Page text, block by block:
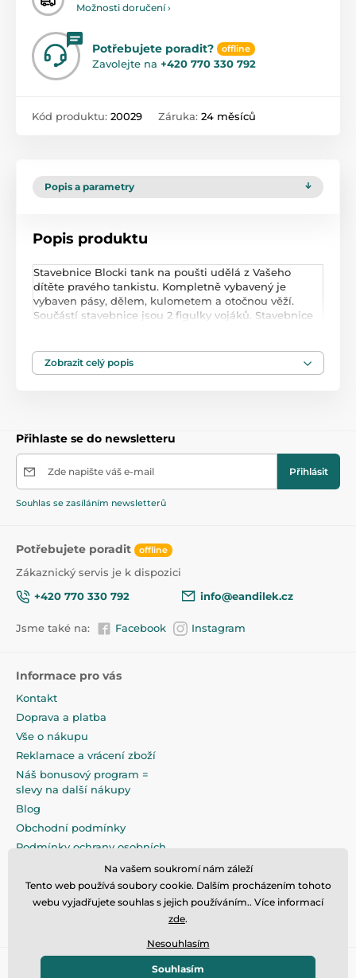
Možnosti doručení ›
Potřebujete poradit? offline
Zavolejte na +420 770 330 792
Kód produktu: 20029 Záruka: 24 měsíců
Popis a parametry
Popis produktu
Stavebnice Blocki tank na poušti udělá z Vašeho
dítěte pravého tankistu. Kompletně vybavený je
vybaven pásy, dělem, kulometem a otočnou věží.
Součástí stavebnice jsou 2 figulky vojáků. Stavebnice
logické myšlení. Stavebnice je kompatibilní se
stavebnicemi ostatních světových značek. Všechny
Zobrazit celý popis
Přihlaste se do newsletteru
Zde napište váš e-mail Přihlásit
Souhlas se zasíláním newsletterů
Potřebujete poradit offline
Zákaznický servis je k dispozici
+420 770 330 792
info@eandilek.cz
Jsme také na: Facebook Instagram
Informace pro vás
Kontakt
Doprava a platba
Vše o nákupu
Reklamace a vrácení zboží
Náš bonusový program =
slevy na další nákupy
Blog
Obchodní podmínky
Podmínky ochrany osobních
Na pečlivé zabalení klademe
maximální důraz
© 2026 www.eandilek.cz ⦁ E-shop vytvořila
Na vašem soukromí nám záleží
Tento web používá soubory cookie. Dalším procházením tohoto
webu vyjadřujete souhlas s jejich používáním.. Více informací
zde.
Nesouhlasím
Souhlasím